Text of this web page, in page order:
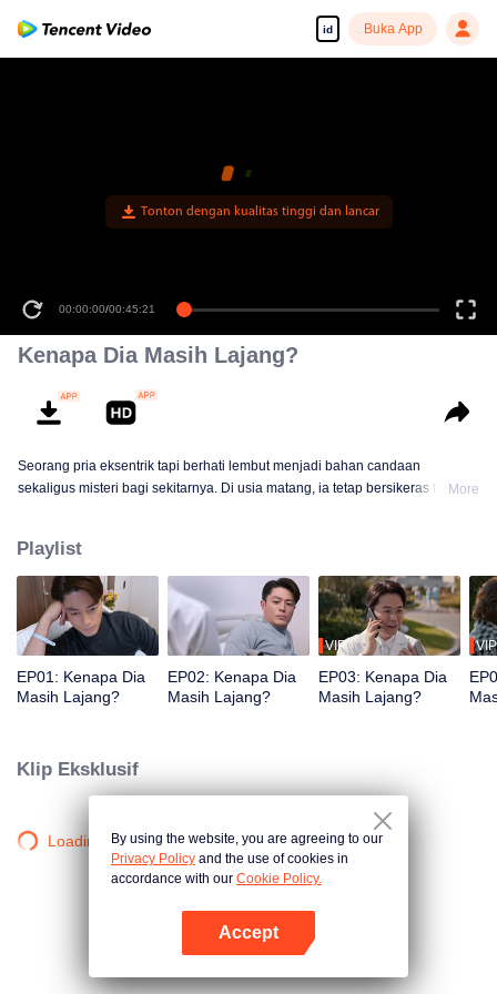
id Buka App
Tonton dengan kualitas tinggi dan lancar
00:00:00/00:45:21
Kenapa Dia Masih Lajang?
Seorang pria eksentrik tapi berhati lembut menjadi bahan candaan
sekaligus misteri bagi sekitarnya. Di usia matang, ia tetap bersikeras tak
prinsipnya goyah, atau justru hatinya yang kalah?
More
Playlist
EP01: Kenapa Dia
Masih Lajang?
EP02: Kenapa Dia
Masih Lajang?
VIP
EP03: Kenapa Dia
Masih Lajang?
VIP
Klip Eksklusif
Loading…By using the website, you are agreeing to our
Privacy Policy and the use of cookies in
accordance with our Cookie Policy.
Accept